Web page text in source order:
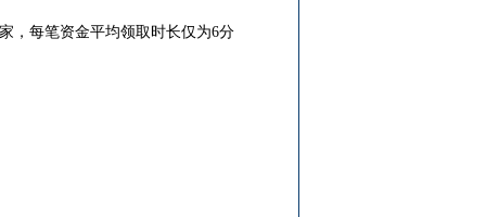
，每笔资金平均领取时长仅为6分